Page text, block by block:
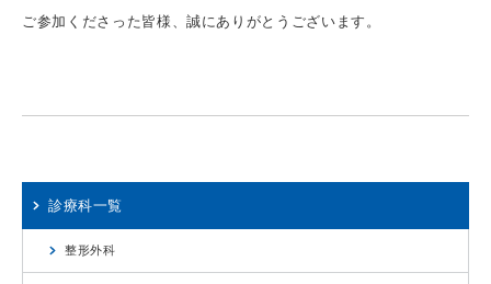
ご参加くださった皆様、誠にありがとうございます。
診療科一覧
整形外科